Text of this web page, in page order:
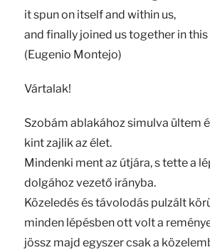
it spun on itself and within us,
and finally joined us together in
(Eugenio Montejo)
Vártalak!
Szobám ablakához simulva ültem
kint zajlik az élet.
Mindenki ment az útjára, s tette a
dolgához vezető irányba.
Közeledés és távolodás pulzált
minden lépésben ott volt a
jössz majd egyszer csak a